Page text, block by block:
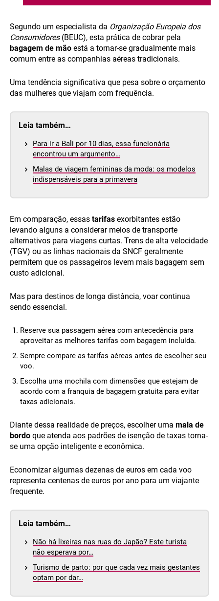
Segundo um especialista da Organização Europeia dos
Consumidores(BEUC), esta prática de cobrar pela
bagagem de mão está a tornar-se gradualmente mais
comum entre as companhias aéreas tradicionais.
Uma tendência significativa que pesa sobre o orçamento
das mulheres que viajam com frequência.
Leia também…
Para ir a Bali por 10 dias, essa funcionária
encontrou um argumento…
Malas de viagem femininas da moda: os modelos
indispensáveis para a primavera
Em comparação, essas tarifas exorbitantes estão
levando alguns a considerar meios de transporte
alternativos para viagens curtas. Trens de alta velocidade
(TGV) ou as linhas nacionais da SNCF geralmente
permitem que os passageiros levem mais bagagem sem
custo adicional.
Mas para destinos de longa distância, voar continua
sendo essencial.
Reserve sua passagem aérea com antecedência para
aproveitar as melhores tarifas com bagagem incluída.
Sempre compare as tarifas aéreas antes de escolher seu
voo.
Escolha uma mochila com dimensões que estejam de
acordo com a franquia de bagagem gratuita para evitar
taxas adicionais.
Diante dessa realidade de preços, escolher uma mala de
bordo que atenda aos padrões de isenção de taxas torna-
se uma opção inteligente e econômica.
Economizar algumas dezenas de euros em cada voo
representa centenas de euros por ano para um viajante
frequente.
Leia também…
Não há lixeiras nas ruas do Japão? Este turista
não esperava por…
Turismo de parto: por que cada vez mais gestantes
optam por dar…